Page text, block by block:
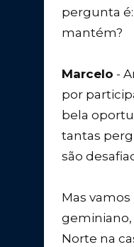
pergunta
mantém?
Marcelo -
por
bela
tantas
são
Mas
geminiano,
Norte na